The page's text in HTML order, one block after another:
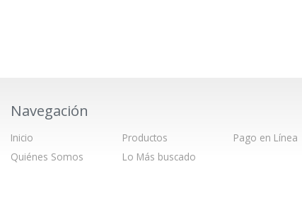
Navegación
Inicio
Quiénes Somos
Productos
Lo Más buscado
Pago en Línea